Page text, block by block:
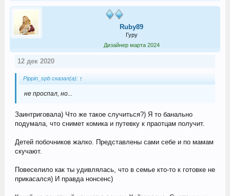
Ruby89
Гуру
Дизайнер марта 2024
12 дек 2020
Pippin_spb сказал(а): ↑
не проспал, но...
Заинтриговала) Что же такое случиться?) Я то банально
подумала, что снимет комика и путевку к праотцам получит.
Детей побочников жалко. Представлены сами себе и по мамам
скучают.
Повеселило как ты удивлялась, что в семье кто-то к готовке не
прикасался) И правда нонсенс)